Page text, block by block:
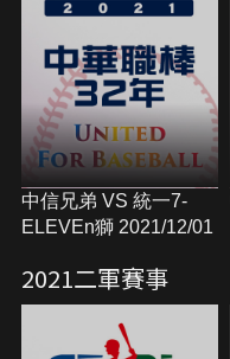
中信兄弟 VS 統一7-
ELEVEn獅 2021/12/01
2021二軍賽事